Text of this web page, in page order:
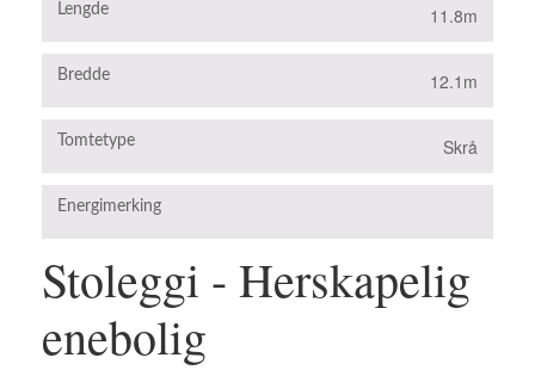
Lengde 11.8m
Bredde 12.1m
Tomtetype Skrå
Energimerking
Stoleggi - Herskapelig
enebolig